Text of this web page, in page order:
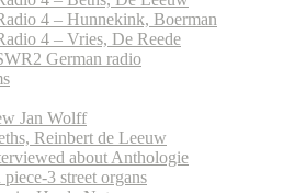
4 – Hunnekink, Boerman
4 – Vries, De Reede
German radio
Jan Wolff
Reinbert de Leeuw
about Anthologie
3 street organs